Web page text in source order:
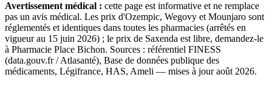
Avertissement médical : cette page est informative et ne remplace
pas un avis médical. Les prix d'Ozempic, Wegovy et Mounjaro sont
réglementés et identiques dans toutes les pharmacies (arrêtés en
vigueur au 15 juin 2026) ; le prix de Saxenda est libre, demandez-le
à Pharmacie Place Bichon. Sources : référentiel FINESS
(data.gouv.fr / Atlasanté), Base de données publique des
médicaments, Légifrance, HAS, Ameli — mises à jour août 2026.